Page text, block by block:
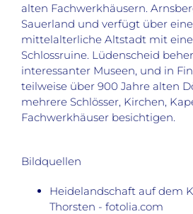
alten Fachwerkhäusern.
Sauerland und verfügt über
mittelalterliche Altstadt mit
Schlossruine. Lüdenscheid
interessanter Museen, und in
teilweise über 900 Jahre alten
mehrere Schlösser, Kirchen,
Fachwerkhäuser besichtigen.
Bildquellen
Heidelandschaft auf dem
Thorsten - fotolia.com